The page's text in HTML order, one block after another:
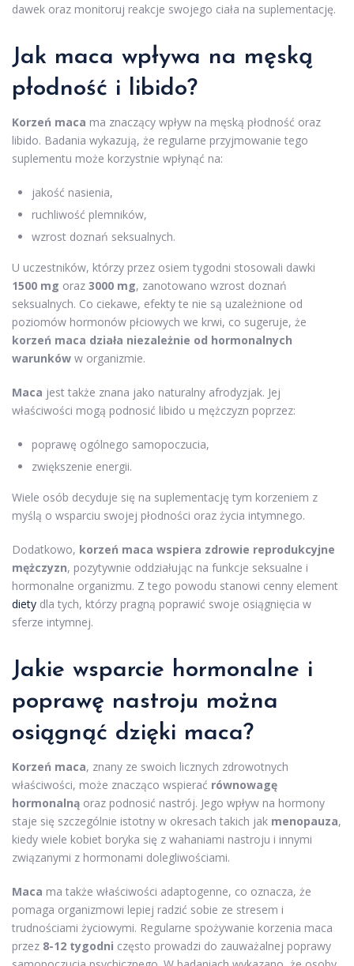
dawek oraz monitoruj reakcje swojego ciała na suplementację.
Jak maca wpływa na męską
płodność i libido?
Korzeń maca ma znaczący wpływ na męską płodność oraz
libido. Badania wykazują, że regularne przyjmowanie tego
suplementu może korzystnie wpłynąć na:
jakość nasienia,
ruchliwość plemników,
wzrost doznań seksualnych.
U uczestników, którzy przez osiem tygodni stosowali dawki
1500 mg oraz 3000 mg, zanotowano wzrost doznań
seksualnych. Co ciekawe, efekty te nie są uzależnione od
poziomów hormonów płciowych we krwi, co sugeruje, że
korzeń maca działa niezależnie od hormonalnych
warunków w organizmie.
Maca jest także znana jako naturalny afrodyzjak. Jej
właściwości mogą podnosić libido u mężczyzn poprzez:
poprawę ogólnego samopoczucia,
zwiększenie energii.
Wiele osób decyduje się na suplementację tym korzeniem z
myślą o wsparciu swojej płodności oraz życia intymnego.
Dodatkowo, korzeń maca wspiera zdrowie reprodukcyjne
mężczyzn, pozytywnie oddziałując na funkcje seksualne i
hormonalne organizmu. Z tego powodu stanowi cenny element
diety dla tych, którzy pragną poprawić swoje osiągnięcia w
sferze intymnej.
Jakie wsparcie hormonalne i
poprawę nastroju można
osiągnąć dzięki maca?
Korzeń maca, znany ze swoich licznych zdrowotnych
właściwości, może znacząco wspierać równowagę
hormonalną oraz podnosić nastrój. Jego wpływ na hormony
staje się szczególnie istotny w okresach takich jak menopauza,
kiedy wiele kobiet boryka się z wahaniami nastroju i innymi
związanymi z hormonami dolegliwościami.
Maca ma także właściwości adaptogenne, co oznacza, że
pomaga organizmowi lepiej radzić sobie ze stresem i
trudnościami życiowymi. Regularne spożywanie korzenia maca
przez 8-12 tygodni często prowadzi do zauważalnej poprawy